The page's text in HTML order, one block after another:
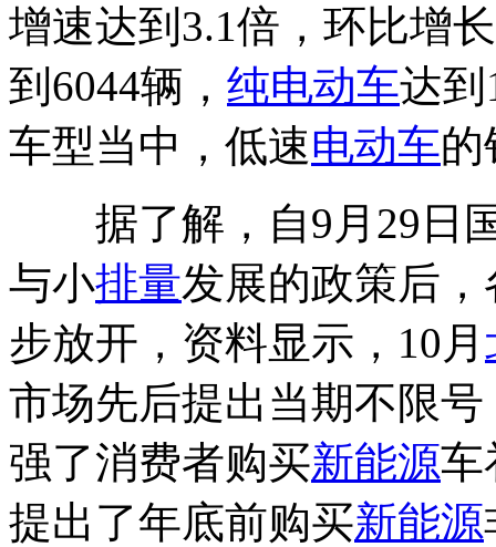
增速达到3.1倍，环比增
到6044辆， 纯电动车达到
车型当中，低速电动车的
据了解，自9月29日
与小排量发展的政策后
步放开，资料显示，10月
市场先后提出当期不限号
强了消费者购买新能源车
提出了年底前购买新能源